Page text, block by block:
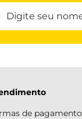
de pagamento